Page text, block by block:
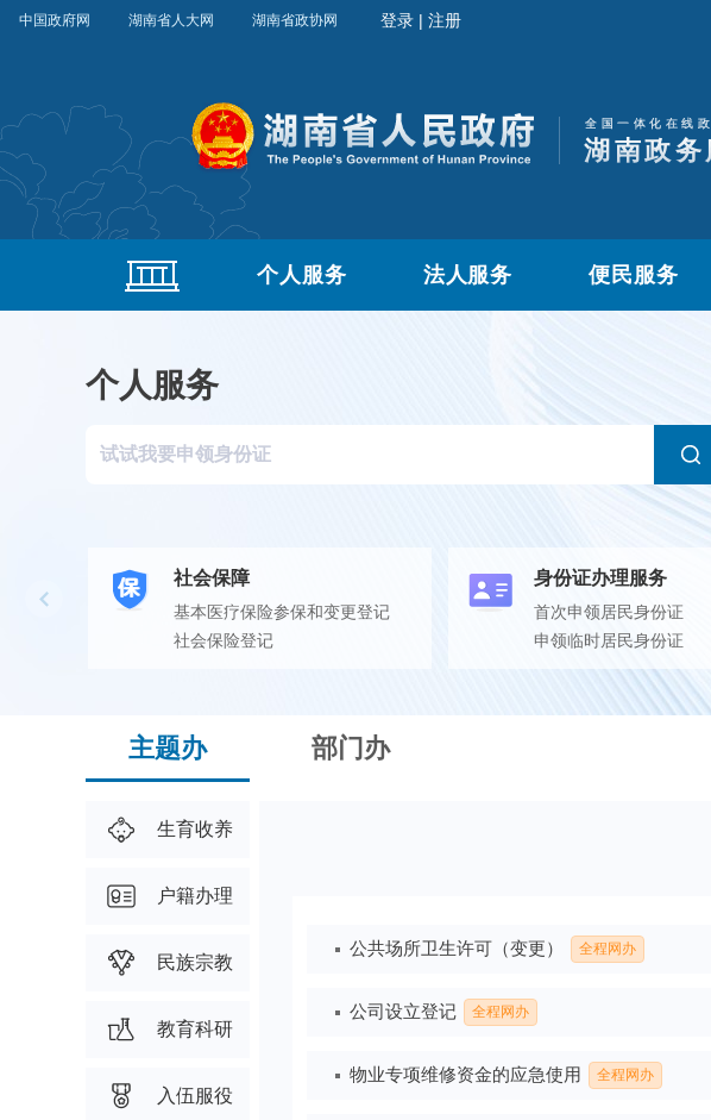
中国政府网 湖南省人大网 湖南省政协网
个人服务 法人服务 便民服务
个人服务
社会保障
基本医疗保险参保和变更登记
社会保险登记
身份证办理服务
首次申领居民身份证
申领临时居民身份证
主题办 部门办
生育收养
户籍办理
民族宗教
教育科研
入伍服役